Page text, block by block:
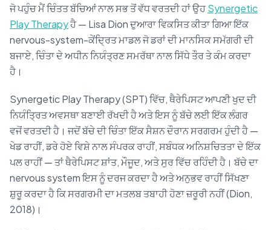
ਜੋ ਪਹੁੰਚ ਮੈਂ ਚਿੰਤਤ ਬੱਚਿਆਂ ਨਾਲ ਸਭ ਤੋਂ ਵੱਧ ਵਰਤਦੀ ਹਾਂ ਉਹSynergetic
Play Therapyਹੈ — Lisa Dion ਦੁਆਰਾ ਵਿਕਸਿਤ ਕੀਤਾ ਗਿਆ ਇੱਕ
nervous-system-ਕੇਂਦ੍ਰਿਤ ਮਾਡਲ ਜੋ ਡਰਾਂ ਦੀ ਮਾਨਸਿਕ ਸਮੱਗਰੀ ਦੀ
ਬਜਾਏ, ਚਿੰਤਾ ਦੇ ਅਧੀਨ ਨਿਯੰਤ੍ਰਣ ਸਮਰੱਥਾ ਨਾਲ ਸਿੱਧੇ ਤੌਰ ਤੇ ਕੰਮ ਕਰਦਾ
ਹੈ।
Synergetic Play Therapy (SPT) ਵਿੱਚ, ਥੈਰੇਪਿਸਟ ਆਪਣੀ ਖੁਦ ਦੀ
ਨਿਯੰਤ੍ਰਿਤ ਅਵਸਥਾ ਬਣਾਈ ਰੱਖਦੀ ਹੈ ਅਤੇ ਇਸ ਨੂੰ ਬੱਚੇ ਲਈ ਇੱਕ ਲੰਗਰ
ਵਜੋਂ ਵਰਤਦੀ ਹੈ। ਜਦੋਂ ਬੱਚੇ ਦੀ ਚਿੰਤਾ ਇੱਕ ਸੈਸ਼ਨ ਦੌਰਾਨ ਸਰਗਰਮ ਹੁੰਦੀ ਹੈ —
ਖੇਡ ਰਾਹੀਂ, ਡਰੇ ਹੋਏ ਵਿਸ਼ੇ ਨਾਲ ਸੰਪਰਕ ਰਾਹੀਂ, ਸਬੰਧਕ ਅਨਿਸ਼ਚਿਤਤਾ ਦੇ ਇੱਕ
ਪਲ ਰਾਹੀਂ — ਤਾਂ ਥੈਰੇਪਿਸਟ ਸ਼ਾਂਤ, ਮੌਜੂਦ, ਅਤੇ ਸੁਰ ਵਿੱਚ ਰਹਿੰਦੀ ਹੈ। ਬੱਚੇ ਦਾ
nervous system ਇਸ ਨੂੰ ਦਰਜ ਕਰਦਾ ਹੈ ਅਤੇ ਅਨੁਭਵ ਰਾਹੀਂ ਸਿੱਖਣਾ
ਸ਼ੁਰੂ ਕਰਦਾ ਹੈ ਕਿ ਸਰਗਰਮੀ ਦਾ ਮਤਲਬ ਤਬਾਹੀ ਹੋਣਾ ਜ਼ਰੂਰੀ ਨਹੀਂ (Dion,
2018)।